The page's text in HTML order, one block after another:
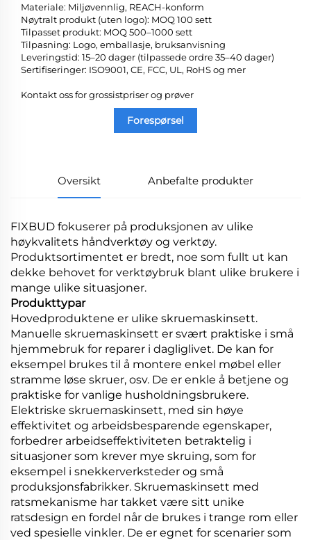
Materiale: Miljøvennlig, REACH-konform
Nøytralt produkt (uten logo): MOQ 100 sett
Tilpasset produkt: MOQ 500–1000 sett
Tilpasning: Logo, emballasje, bruksanvisning
Leveringstid: 15–20 dager (tilpassede ordre 35–40 dager)
Sertifiseringer: ISO9001, CE, FCC, UL, RoHS og mer
Kontakt oss for grossistpriser og prøver
Forespørsel
Oversikt Anbefalte produkter
FIXBUD fokuserer på produksjonen av ulike
høykvalitets håndverktøy og verktøy.
Produktsortimentet er bredt, noe som fullt ut kan
dekke behovet for verktøybruk blant ulike brukere i
mange ulike situasjoner.
Produkttypar
Hovedproduktene er ulike skruemaskinsett.
Manuelle skruemaskinsett er svært praktiske i små
hjemmebruk for reparer i dagliglivet. De kan for
eksempel brukes til å montere enkel møbel eller
stramme løse skruer, osv. De er enkle å betjene og
praktiske for vanlige husholdningsbrukere.
Elektriske skruemaskinsett, med sin høye
effektivitet og arbeidsbesparende egenskaper,
forbedrer arbeidseffektiviteten betraktelig i
situasjoner som krever mye skruing, som for
eksempel i snekkerverksteder og små
produksjonsfabrikker. Skruemaskinsett med
ratsmekanisme har takket være sitt unike
ratsdesign en fordel når de brukes i trange rom eller
ved spesielle vinkler. De er egnet for scenarier som